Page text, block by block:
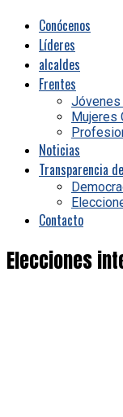
Conócenos
Líderes
alcaldes
Frentes
Jóvenes
Mujeres
Noticias
Transparencia
Contacto
Elecciones